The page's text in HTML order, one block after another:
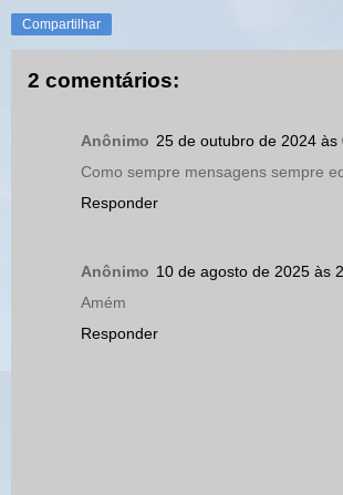
Compartilhar
2 comentários:
Anônimo 25 de outubro de 2024 às
Como sempre mensagens sempre
Responder
Anônimo 10 de agosto de 2025 às
Amém
Responder